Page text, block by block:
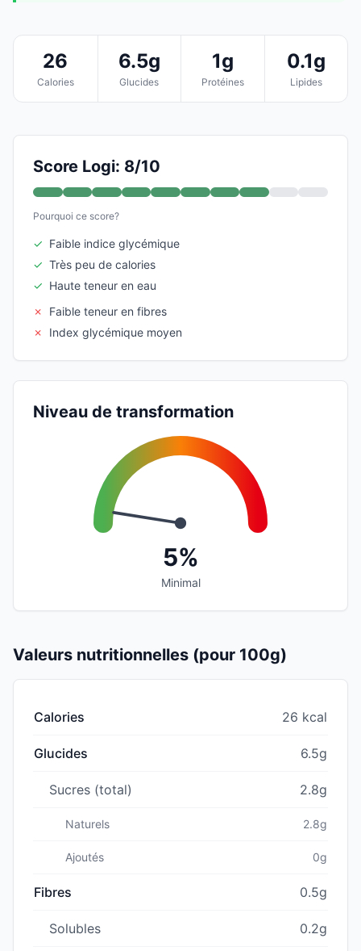
26
Calories
6.5g
Glucides
1g
Protéines
0.1g
Lipides
Score Logi: 8/10
Pourquoi ce score?
✓ Faible indice glycémique
✓ Très peu de calories
✓ Haute teneur en eau
✗
Faible teneur en fibres
✗
Index glycémique moyen
Niveau de transformation
5%
Minimal
Valeurs nutritionnelles (pour 100g)
Calories 26 kcal
Glucides 6.5g
Sucres (total) 2.8g
Naturels 2.8g
Ajoutés 0g
Fibres 0.5g
Solubles 0.2g